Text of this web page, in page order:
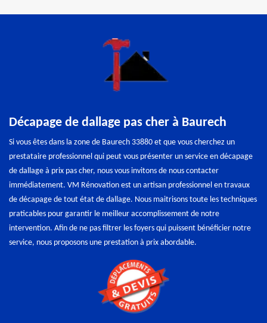
Décapage de dallage pas cher à Baurech
Si vous êtes dans la zone de Baurech 33880 et que vous cherchez un
prestataire professionnel qui peut vous présenter un service en décapage
de dallage à prix pas cher, nous vous invitons de nous contacter
immédiatement. VM Rénovation est un artisan professionnel en travaux
de décapage de tout état de dallage. Nous maitrisons toute les techniques
praticables pour garantir le meilleur accomplissement de notre
intervention. Afin de ne pas filtrer les foyers qui puissent bénéficier notre
service, nous proposons une prestation à prix abordable.